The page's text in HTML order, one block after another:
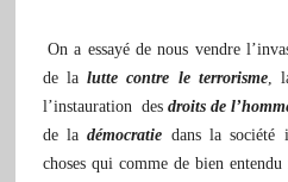
On a essayé de nous vendre
de lalutte contre le terrorisme,
l’instauration des droits de
de ladémocratie dans la société
choses qui comme de bien